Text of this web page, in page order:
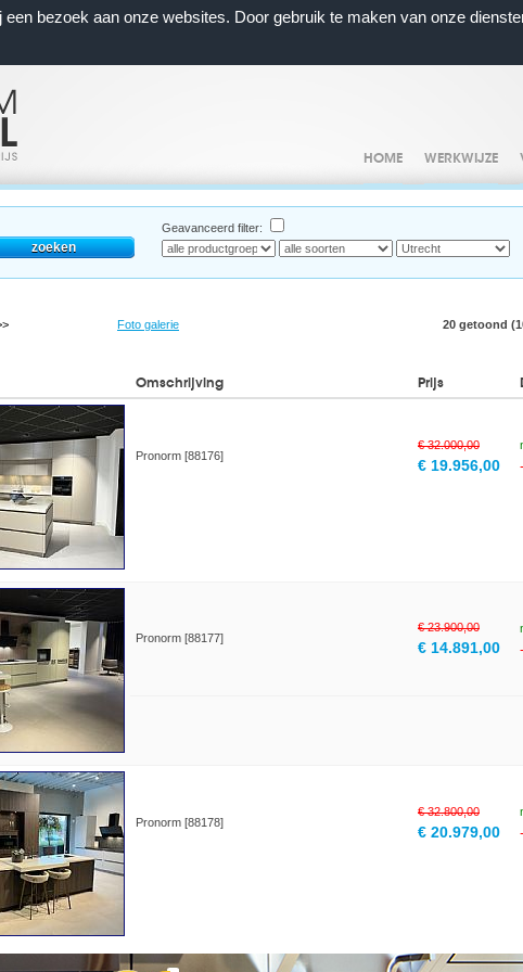
bezoek aan onze websites. Door gebruik te maken van onze
HOME WERKWIJZE
Geavanceerd filter:
Foto galerie 20 getoond
Omschrijving Prijs
Pronorm [88176]
€ 32.000,00
€ 19.956,00
Pronorm [88177]
€ 23.900,00
€ 14.891,00
Pronorm [88178]
€ 32.800,00
€ 20.979,00